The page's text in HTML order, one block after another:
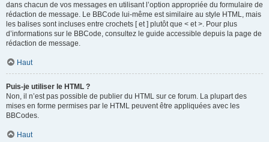
dans chacun de vos messages en utilisant l’option appropriée du formulaire de
rédaction de message. Le BBCode lui-même est similaire au style HTML, mais
les balises sont incluses entre crochets [ et ] plutôt que < et >. Pour plus
d’informations sur le BBCode, consultez le guide accessible depuis la page de
rédaction de message.
Haut
Puis-je utiliser le HTML ?
Non, il n’est pas possible de publier du HTML sur ce forum. La plupart des
mises en forme permises par le HTML peuvent être appliquées avec les
BBCodes.
Haut